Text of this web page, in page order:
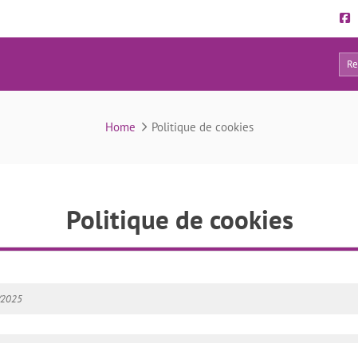
Politique de cookies
11
Home Politique de cookies
Politique de cookies